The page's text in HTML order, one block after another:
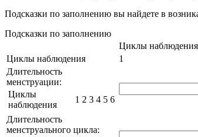
Подсказки по заполнению вы найдете в
Подсказки по заполнению
Циклы наблюдения
Циклы наблюдения
1
Длительность
менструации:
Циклы
наблюдения
1 2 3 4 5 6
Длительность
менструального цикла: